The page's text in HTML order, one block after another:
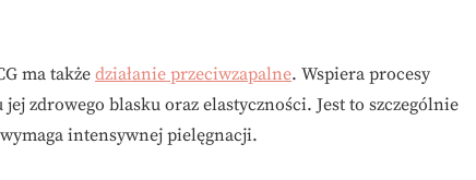
ma także działanie przeciwzapalne. Wspiera procesy
zdrowego blasku oraz elastyczności. Jest to szczególnie
intensywnej pielęgnacji.